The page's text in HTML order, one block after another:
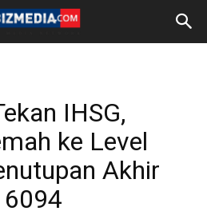
IHSG,
ke Level
Akhir
6094